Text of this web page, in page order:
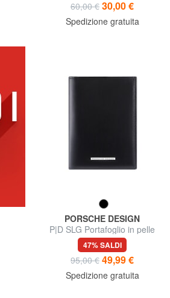
60,00 € 30,00 €
Spedizione gratuita
PORSCHE DESIGN
P|D SLG Portafoglio in pelle
47% SALDI
95,00 € 49,99 €
Spedizione gratuita